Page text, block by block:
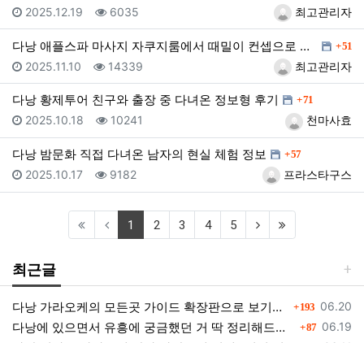
등록자최고관리자
등록일
2025.12.19 조회
6035
다낭 애플스파 마사지 자쿠지룸에서 때밀이 컨셉으로 자리… 댓글
51
등록자최고관리자
등록일
2025.11.10 조회
14339
다낭 황제투어 친구와 출장 중 다녀온 정보형 후기 댓글
71
등록자천마사효
등록일
2025.10.18 조회
10241
다낭 밤문화 직접 다녀온 남자의 현실 체험 정보 댓글
57
등록자프라스타구스
등록일
2025.10.17 조회
9182
1 (current)
2 3 4 5 (next)
최근글
등록일
06.20
다낭 가라오케의 모든곳 가이드 확장판으로 보기쉽게 정리 193
등록일
06.19
다낭에 있으면서 유흥에 궁금했던 거 딱 정리해드림 필독하셈 댓글
87